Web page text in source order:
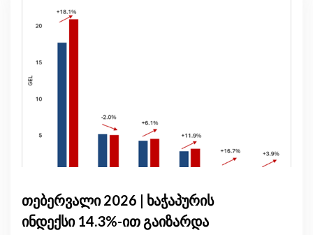
თებერვალი 2026 | ხაჭაპურის
ინდექსი 14.3%-ით გაიზარდა